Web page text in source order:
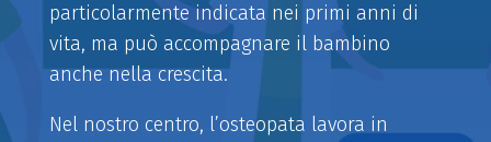
particolarmente indicata nei primi anni di
vita, ma può accompagnare il bambino
anche nella crescita.
Nel nostro centro, l’osteopata lavora in